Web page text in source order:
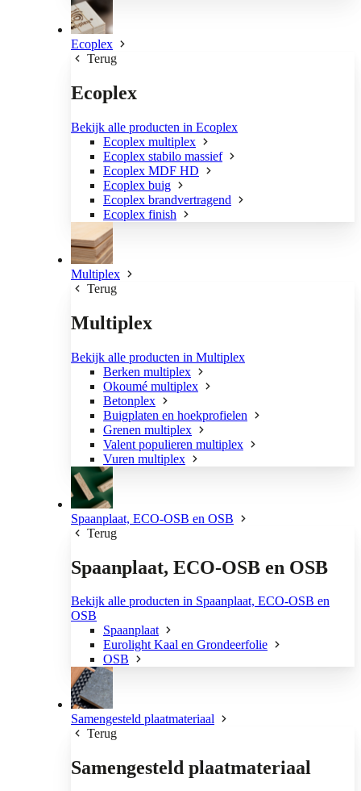
Ecoplex
Terug
Ecoplex
Bekijk alle producten in Ecoplex
Ecoplex multiplex
Ecoplex stabilo massief
Ecoplex MDF HD
Ecoplex buig
Ecoplex brandvertragend
Ecoplex finish
Multiplex
Terug
Multiplex
Bekijk alle producten in Multiplex
Berken multiplex
Okoumé multiplex
Betonplex
Buigplaten en hoekprofielen
Grenen multiplex
Valent populieren multiplex
Vuren multiplex
Spaanplaat, ECO-OSB en OSB
Terug
Spaanplaat, ECO-OSB en OSB
Bekijk alle producten in Spaanplaat, ECO-OSB en
OSB
Spaanplaat
Eurolight Kaal en Grondeerfolie
OSB
Samengesteld plaatmateriaal
Terug
Samengesteld plaatmateriaal